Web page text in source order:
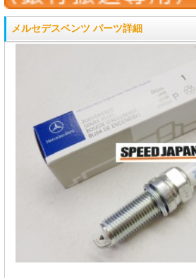
メルセデスベンツ パーツ詳細